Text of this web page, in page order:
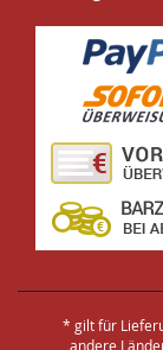
* gilt für
andere